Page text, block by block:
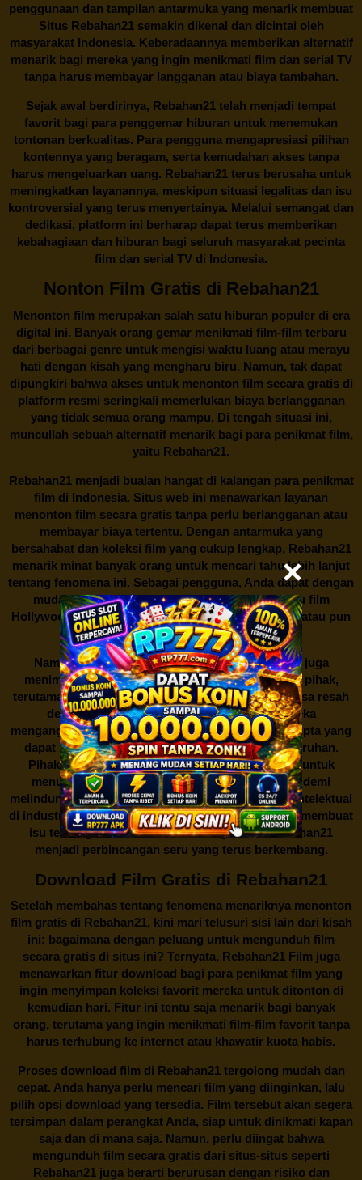
penggunaan dan tampilan antarmuka yang menarik membuat
Situs Rebahan21semakin dikenal dan dicintai oleh
masyarakat Indonesia. Keberadaannya memberikan alternatif
menarik bagi mereka yang ingin menikmati film dan serial TV
tanpa harus membayar langganan atau biaya tambahan.
Sejak awal berdirinya, Rebahan21 telah menjadi tempat
favorit bagi para penggemar hiburan untuk menemukan
tontonan berkualitas. Para pengguna mengapresiasi pilihan
kontennya yang beragam, serta kemudahan akses tanpa
harus mengeluarkan uang. Rebahan21terus berusaha untuk
meningkatkan layanannya, meskipun situasi legalitas dan isu
kontroversial yang terus menyertainya. Melalui semangat dan
dedikasi, platform ini berharap dapat terus memberikan
kebahagiaan dan hiburan bagi seluruh masyarakat pecinta
film dan serial TV di Indonesia.
Nonton Film Gratis di Rebahan21
Menonton film merupakan salah satu hiburan populer di era
digital ini. Banyak orang gemar menikmati film-film terbaru
dari berbagai genre untuk mengisi waktu luang atau merayu
hati dengan kisah yang mengharu biru. Namun, tak dapat
dipungkiri bahwa akses untuk menonton film secara gratis di
platform resmi seringkali memerlukan biaya berlangganan
yang tidak semua orang mampu. Di tengah situasi ini,
muncullah sebuah alternatif menarik bagi para penikmat film,
yaitu Rebahan21.
Rebahan21menjadi bualan hangat di kalangan para penikmat
film di Indonesia. Situs web ini menawarkan layanan
menonton film secara gratis tanpa perlu berlangganan atau
membayar biaya tertentu. Dengan antarmuka yang
bersahabat dan koleksi film yang cukup lengkap, Rebahan21
menarik minat banyak orang untuk mencari tahu lebih lanjut
tentang fenomena ini. Sebagai pengguna, Anda dapat dengan
mudah mencari film yang ingin ditonton, baik itu film
Hollywood terbaru, drama Korea yang sedang hits, atau pun
produksi film lokal dengan kualitas terbaik.
Namun, seperti halnya cerita manis,Rebahan21juga
menimbulkan kontroversi di industri film. Banyak pihak,
terutama produsen film dan pemilik hak cipta, merasa resah
dengan maraknya situs-situs seperti ini. Mereka
menganggapnya sebagai bentuk pelanggaran hak cipta yang
dapat merugikan industri perfilman secara keseluruhan.
Pihak berwenang pun turut terlibat dalam upaya untuk
menutup situs-situs ilegal semacam Rebahan21 demi
melindungi keberlangsungan bisnis dan kekayaan intelektual
di industri hiburan. Konflik kepentingan inilah yang membuat
isu tentang menonton film secara gratis diRebahan21
menjadi perbincangan seru yang terus berkembang.
Download Film Gratis di Rebahan21
Setelah membahas tentang fenomena menariknya menonton
film gratis di Rebahan21, kini mari telusuri sisi lain dari kisah
ini: bagaimana dengan peluang untuk mengunduh film
secara gratis di situs ini? Ternyata, Rebahan21 Film juga
menawarkan fitur download bagi para penikmat film yang
ingin menyimpan koleksi favorit mereka untuk ditonton di
kemudian hari. Fitur ini tentu saja menarik bagi banyak
orang, terutama yang ingin menikmati film-film favorit tanpa
harus terhubung ke internet atau khawatir kuota habis.
Proses download film di Rebahan21tergolong mudah dan
cepat. Anda hanya perlu mencari film yang diinginkan, lalu
pilih opsi download yang tersedia. Film tersebut akan segera
tersimpan dalam perangkat Anda, siap untuk dinikmati kapan
saja dan di mana saja. Namun, perlu diingat bahwa
mengunduh film secara gratis dari situs-situs seperti
Rebahan21 juga berarti berurusan dengan risiko dan